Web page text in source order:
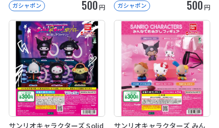
ガシャポン 500 円 ガシャポン 500 円
サンリオキャラクターズ Solid サンリオキャラクターズ みん